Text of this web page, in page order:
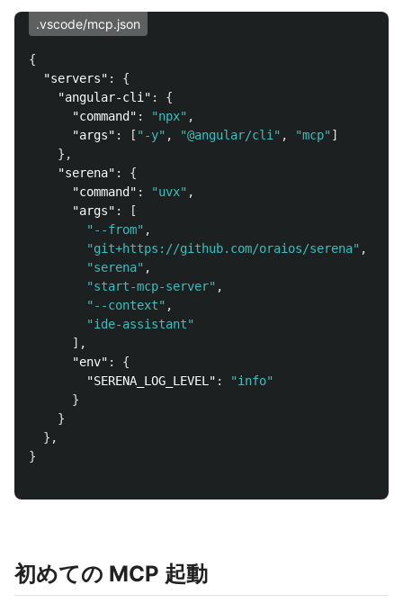
.vscode/mcp.json
{
"servers" :
{
"angular-cli" :
{
"command" : "npx" ,
"args" : [ "-y" , "@angular/cli" , "mcp" ]
},
"serena" :
{
"command" : "uvx" ,
"args" :
[
"--from" ,
"git+https://github.com/oraios/serena" ,
"serena" ,
"start-mcp-server" ,
"--context" ,
"ide-assistant"
],
"env" :
{
"SERENA_LOG_LEVEL" :
"info"
}
}
},
}
初めての MCP 起動